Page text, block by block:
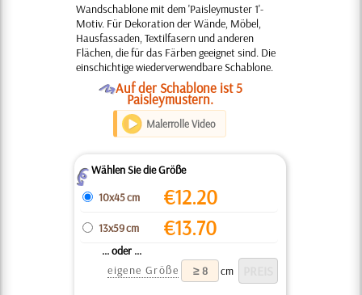
Wandschablone mit dem 'Paisleymuster 1'-
Motiv. Für Dekoration der Wände, Möbel,
Hausfassaden, Textilfasern und anderen
Flächen, die für das Färben geeignet sind. Die
einschichtige wiederverwendbare Schablone.
OAuf der Schablone ist 5
Paisleymustern.
Malerrolle Video
ZWählen Sie die Größe
10x45 cm
€12.20
13x59 cm €13.70
... oder ...
eigene Größe
cm